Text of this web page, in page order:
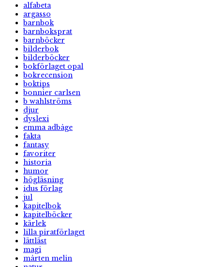
alfabeta
argasso
barnbok
barnboksprat
barnböcker
bilderbok
bilderböcker
bokförlaget opal
bokrecension
boktips
bonnier carlsen
b wahlströms
djur
dyslexi
emma adbåge
fakta
fantasy
favoriter
historia
humor
högläsning
idus förlag
jul
kapitelbok
kapitelböcker
kärlek
lilla piratförlaget
lättläst
magi
mårten melin